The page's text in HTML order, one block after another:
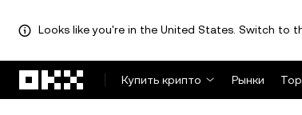
Looks like you're in the United States. Switch to
Купить крипто
Рынки